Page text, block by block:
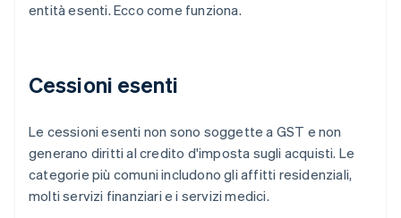
entità esenti. Ecco come funziona.
Cessioni esenti
Le cessioni esenti non sono soggette a GST e non
generano diritti al credito d'imposta sugli acquisti. Le
categorie più comuni includono gli affitti residenziali,
molti servizi finanziari e i servizi medici.